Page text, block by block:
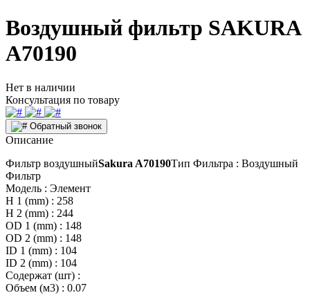
Воздушный фильтр SAKURA
A70190
Нет в наличии
Консультация по товару
Обратный звонок
Описание
Фильтр воздушныйSakura A70190Тип Фильтра : Воздушный
Фильтр
Модель : Элемент
H 1 (mm) : 258
H 2 (mm) : 244
OD 1 (mm) : 148
OD 2 (mm) : 148
ID 1 (mm) : 104
ID 2 (mm) : 104
Содержат (шт) :
Объем (м3) : 0.07